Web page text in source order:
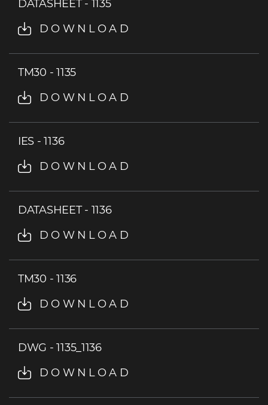
DATASHEET - 1135
DOWNLOAD
TM30 - 1135
DOWNLOAD
IES - 1136
DOWNLOAD
DATASHEET - 1136
DOWNLOAD
TM30 - 1136
DOWNLOAD
DWG - 1135_1136
DOWNLOAD